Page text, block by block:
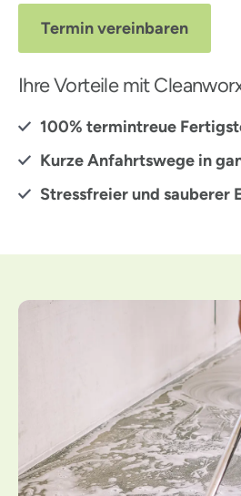
Termin vereinbaren
Ihre Vorteile mit
100% termintreue
Kurze Anfahrtswege in
Stressfreier und sauberer